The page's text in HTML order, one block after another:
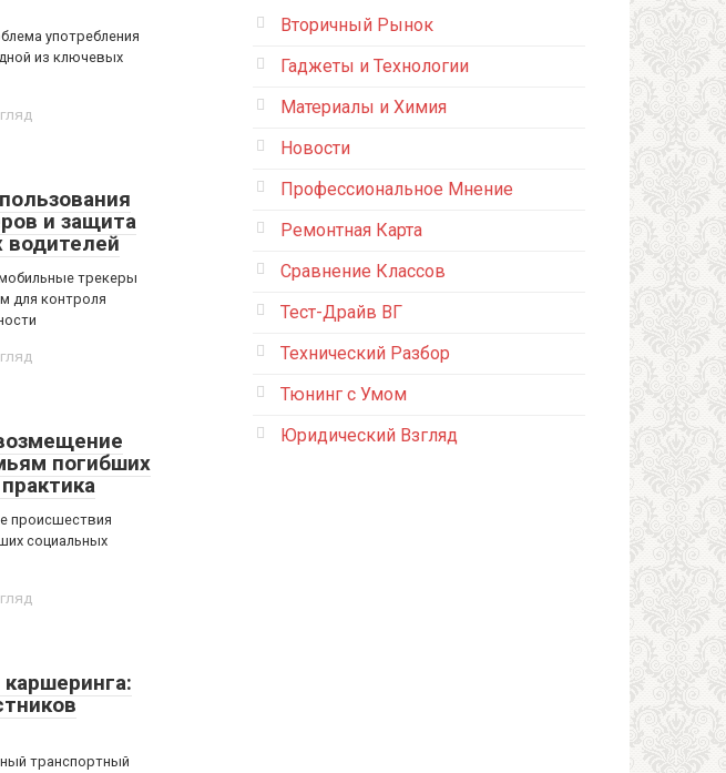
употребления
из ключевых
и защита
водителей
трекеры
для контроля
погибших
происшествия
социальных
транспортный
Вторичный Рынок
Гаджеты и Технологии
Материалы и Химия
Новости
Профессиональное Мнение
Ремонтная Карта
Сравнение Классов
Тест-Драйв ВГ
Технический Разбор
Тюнинг с Умом
Юридический Взгляд